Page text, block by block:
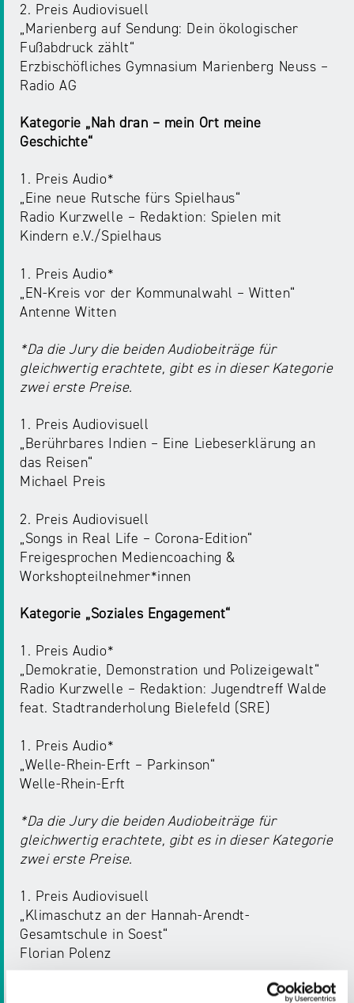
2. Preis Audiovisuell
„Marienberg auf Sendung: Dein ökologischer
Fußabdruck zählt“
Erzbischöfliches Gymnasium Marienberg Neuss –
Radio AG
Kategorie „Nah dran – mein Ort meine
Geschichte“
1. Preis Audio*
„Eine neue Rutsche fürs Spielhaus“
Radio Kurzwelle – Redaktion: Spielen mit
Kindern e.V./Spielhaus
1. Preis Audio*
„EN-Kreis vor der Kommunalwahl – Witten“
Antenne Witten
*Da die Jury die beiden Audiobeiträge für
gleichwertig erachtete, gibt es in dieser Kategorie
zwei erste Preise.
1. Preis Audiovisuell
„Berührbares Indien – Eine Liebeserklärung an
das Reisen“
Michael Preis
2. Preis Audiovisuell
„Songs in Real Life – Corona-Edition“
Freigesprochen Mediencoaching &
Workshopteilnehmer*innen
Kategorie „Soziales Engagement“
1. Preis Audio*
„Demokratie, Demonstration und Polizeigewalt“
Radio Kurzwelle – Redaktion: Jugendtreff Walde
feat. Stadtranderholung Bielefeld (SRE)
1. Preis Audio*
„Welle-Rhein-Erft – Parkinson“
Welle-Rhein-Erft
*Da die Jury die beiden Audiobeiträge für
gleichwertig erachtete, gibt es in dieser Kategorie
zwei erste Preise.
1. Preis Audiovisuell
„Klimaschutz an der Hannah-Arendt-
Gesamtschule in Soest“
Florian Polenz